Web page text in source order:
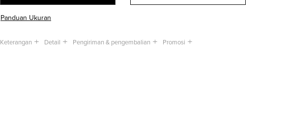
Panduan Ukuran
Keterangan Detail Pengiriman & pengembalian Promosi